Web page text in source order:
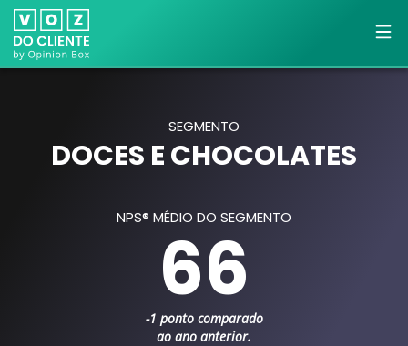
SEGMENTO
DOCES E CHOCOLATES
NPS® MÉDIO DO SEGMENTO
66
-1 ponto comparado
ao ano anterior.